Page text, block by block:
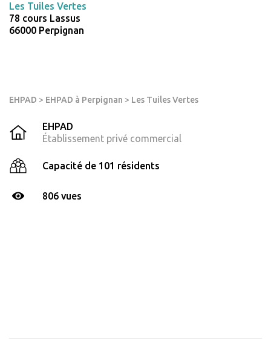
EHPAD > EHPAD à Perpignan > Les Tuiles Vertes
EHPAD
Établissement privé commercial
Capacité de 101 résidents
806 vues
Les Tuiles Vertes
78 cours Lassus
66000 Perpignan